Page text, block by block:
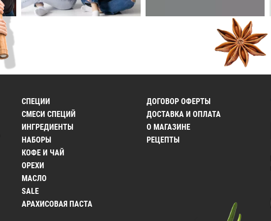
СПЕЦИИ
СМЕСИ СПЕЦИЙ
ИНГРЕДИЕНТЫ
НАБОРЫ
КОФЕ И ЧАЙ
ОРЕХИ
МАСЛО
SALE
АРАХИСОВАЯ ПАСТА
ДОГОВОР ОФЕРТЫ
ДОСТАВКА И ОПЛАТА
О МАГАЗИНЕ
РЕЦЕПТЫ